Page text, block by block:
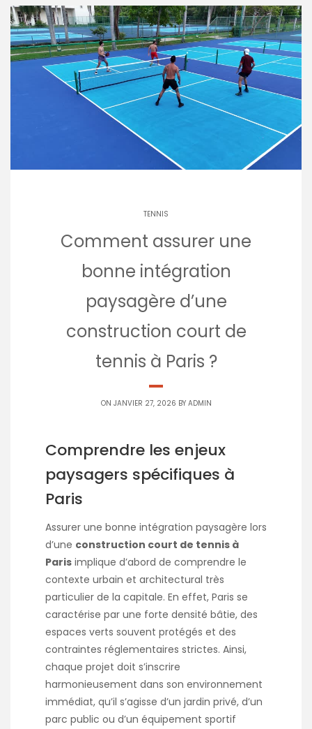
TENNIS
Comment assurer une
bonne intégration
paysagère d’une
construction court de
tennis à Paris ?
ON JANVIER 27, 2026 BY ADMIN
Comprendre les enjeux
paysagers spécifiques à
Paris
Assurer une bonne intégration paysagère lors
d’une construction court de tennis à
Paris implique d’abord de comprendre le
contexte urbain et architectural très
particulier de la capitale. En effet, Paris se
caractérise par une forte densité bâtie, des
espaces verts souvent protégés et des
contraintes réglementaires strictes. Ainsi,
chaque projet doit s’inscrire
harmonieusement dans son environnement
immédiat, qu’il s’agisse d’un jardin privé, d’un
parc public ou d’un équipement sportif